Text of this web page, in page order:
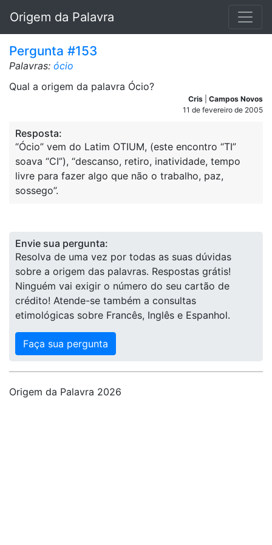
Origem da Palavra
Pergunta #153
Palavras: ócio
Qual a origem da palavra Ócio?
Cris
Campos Novos
11 de fevereiro de 2005
Resposta:
“Ócio” vem do Latim OTIUM, (este encontro “TI”
soava “CI”), “descanso, retiro, inatividade, tempo
livre para fazer algo que não o trabalho, paz,
sossego”.
Envie sua pergunta:
Resolva de uma vez por todas as suas dúvidas
sobre a origem das palavras. Respostas grátis!
Ninguém vai exigir o número do seu cartão de
crédito! Atende-se também a consultas
etimológicas sobre Francês, Inglês e Espanhol.
Faça sua pergunta
Origem da Palavra 2026